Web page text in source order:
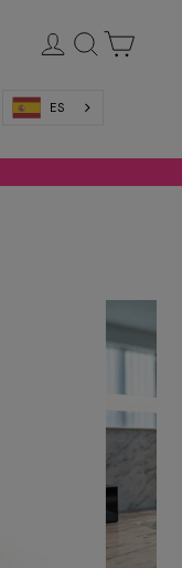
Ingresar
Buscar
ES